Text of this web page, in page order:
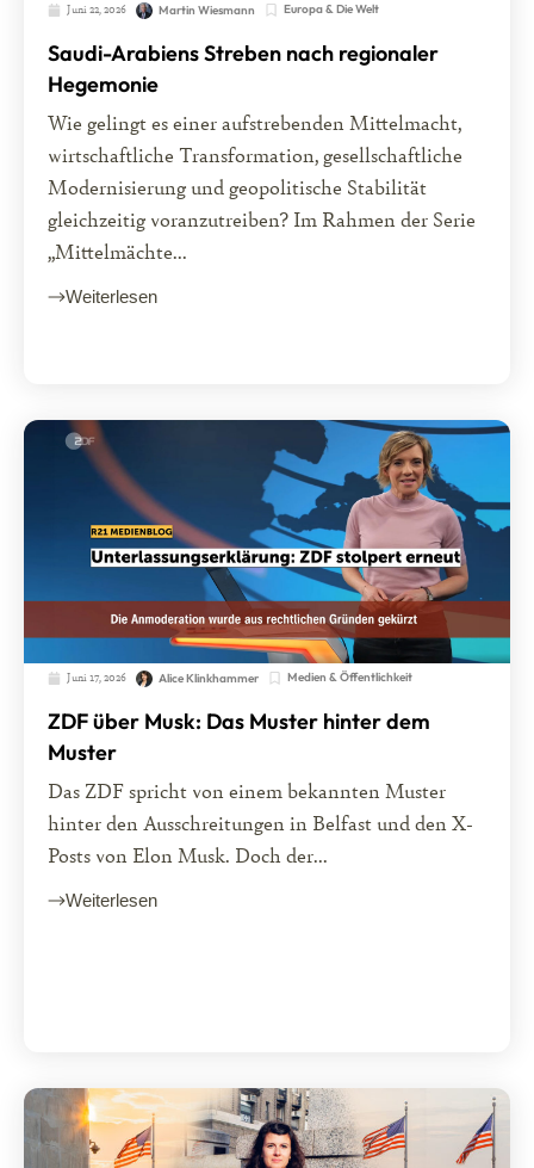
Juni 22, 2026 Martin Wiesmann Europa & Die Welt
Saudi-Arabiens Streben nach regionaler
Hegemonie
Wie gelingt es einer aufstrebenden Mittelmacht,
wirtschaftliche Transformation, gesellschaftliche
Modernisierung und geopolitische Stabilität
gleichzeitig voranzutreiben? Im Rahmen der Serie
„Mittelmächte...
Weiterlesen
Juni 17, 2026 Alice Klinkhammer Medien & Öffentlichkeit
ZDF über Musk: Das Muster hinter dem
Muster
Das ZDF spricht von einem bekannten Muster
hinter den Ausschreitungen in Belfast und den X-
Posts von Elon Musk. Doch der...
Weiterlesen